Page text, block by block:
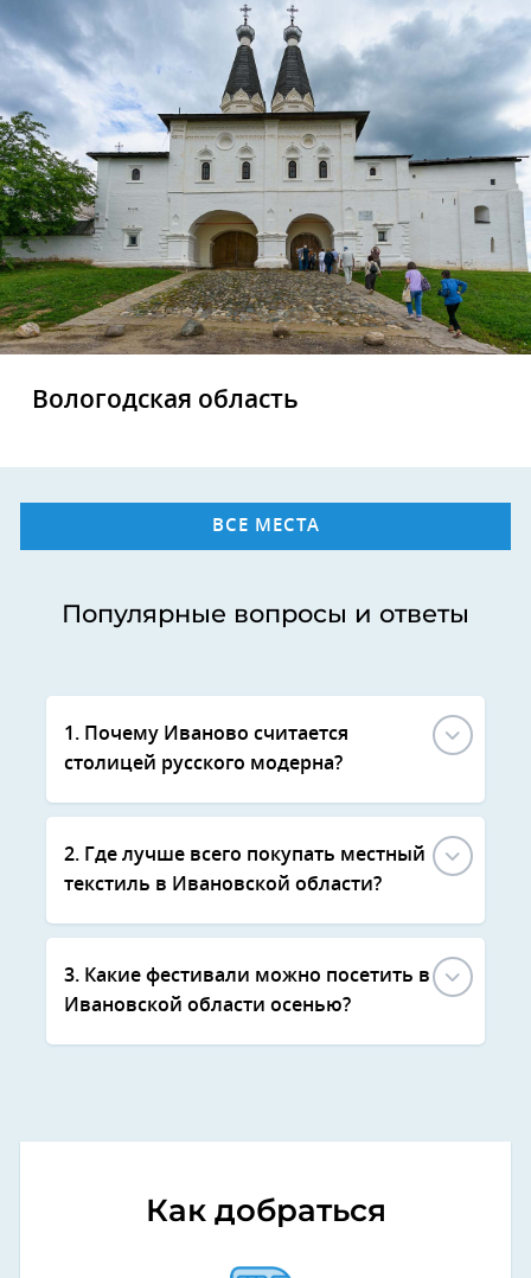
Вологодская область
ВСЕ МЕСТА
Популярные вопросы и ответы
1. Почему Иваново считается
столицей русского модерна?
2. Где лучше всего покупать местный
текстиль в Ивановской области?
3. Какие фестивали можно посетить в
Ивановской области осенью?
Как добраться